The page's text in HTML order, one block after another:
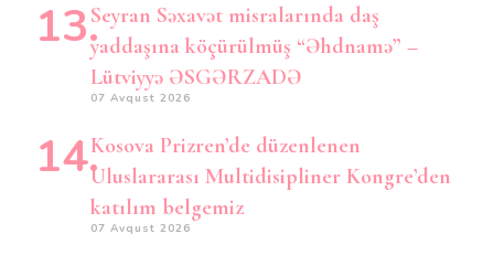
Seyran Səxavət misralarında daş
yaddaşına köçürülmüş “Əhdnamə” –
Lütviyyə ƏSGƏRZADƏ
07 Avqust 2026
Kosova Prizren’de düzenlenen
Uluslararası Multidisipliner Kongre’den
katılım belgemiz
07 Avqust 2026